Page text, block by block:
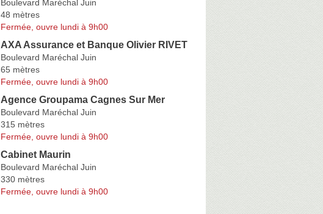
Boulevard Maréchal Juin
48 mètres
Fermée, ouvre lundi à 9h00
AXA Assurance et Banque Olivier RIVET
Boulevard Maréchal Juin
65 mètres
Fermée, ouvre lundi à 9h00
Agence Groupama Cagnes Sur Mer
Boulevard Maréchal Juin
315 mètres
Fermée, ouvre lundi à 9h00
Cabinet Maurin
Boulevard Maréchal Juin
330 mètres
Fermée, ouvre lundi à 9h00